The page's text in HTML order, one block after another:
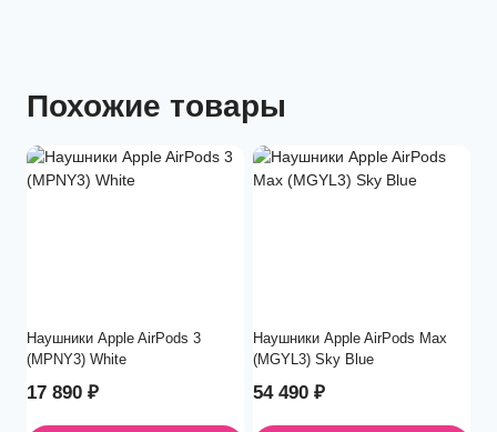
Похожие товары
Наушники Apple AirPods 3
(MPNY3) White
17 890 ₽
Наушники Apple AirPods Max
(MGYL3) Sky Blue
54 490 ₽